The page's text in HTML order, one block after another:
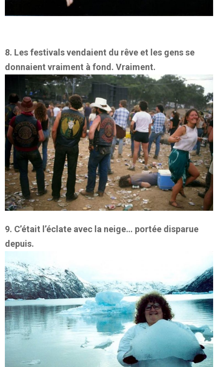
8. Les festivals vendaient du rêve et les gens se
donnaient vraiment à fond. Vraiment.
9. C’était l’éclate avec la neige… portée disparue
depuis.